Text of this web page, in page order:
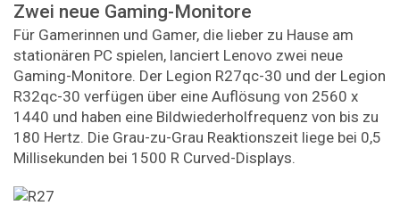
Zwei neue Gaming-Monitore
Für Gamerinnen und Gamer, die lieber zu Hause am
stationären PC spielen, lanciert Lenovo zwei neue
Gaming-Monitore. Der Legion R27qc-30 und der Legion
R32qc-30 verfügen über eine Auflösung von 2560 x
1440 und haben eine Bildwiederholfrequenz von bis zu
180 Hertz. Die Grau-zu-Grau Reaktionszeit liege bei 0,5
Millisekunden bei 1500 R Curved-Displays.